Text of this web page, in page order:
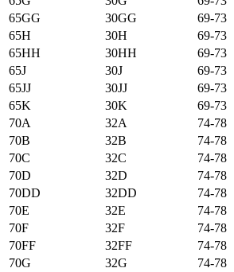
65GG
30GG 69-73
65H
30H 69-73
65HH
30HH 69-73
65J
30J 69-73
65JJ
30JJ 69-73
65K
30K 69-73
70А
32А 74-78
70B
32B 74-78
70C
32C 74-78
70D
32D 74-78
70DD
32DD 74-78
70E
32E 74-78
70F
32F 74-78
70FF
32FF 74-78
70G
32G 74-78